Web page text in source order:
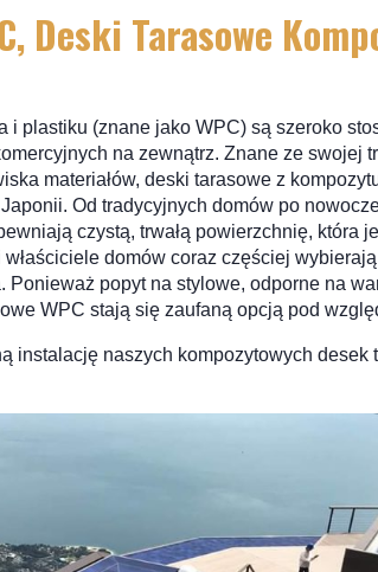
Deski Tarasowe
i plastiku (znane jako WPC) są szeroko
na zewnątrz. Znane ze swojej
materiałów, deski tarasowe z
Od tradycyjnych domów po
czystą, trwałą powierzchnię, która
domów coraz częściej
popyt na stylowe, odporne na
WPC stają się zaufaną opcją pod
instalację naszych kompozytowych desek